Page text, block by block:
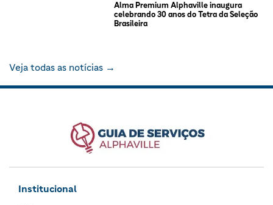
Alma Premium Alphaville inaugura
celebrando 30 anos do Tetra da Seleção
Brasileira
Veja todas as notícias →
Institucional